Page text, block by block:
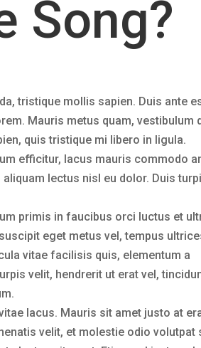
Song?
tristique mollis sapien. Duis ante
Mauris metus quam, vestibulum
quis tristique mi libero in ligula.
efficitur, lacus mauris commodo
lectus nisl eu dolor. Duis
primis in faucibus orci luctus et
eget metus vel, tempus
vitae facilisis quis, elementum a
velit, hendrerit ut erat vel,
lacus. Mauris sit amet justo at
velit, et molestie odio volutpat